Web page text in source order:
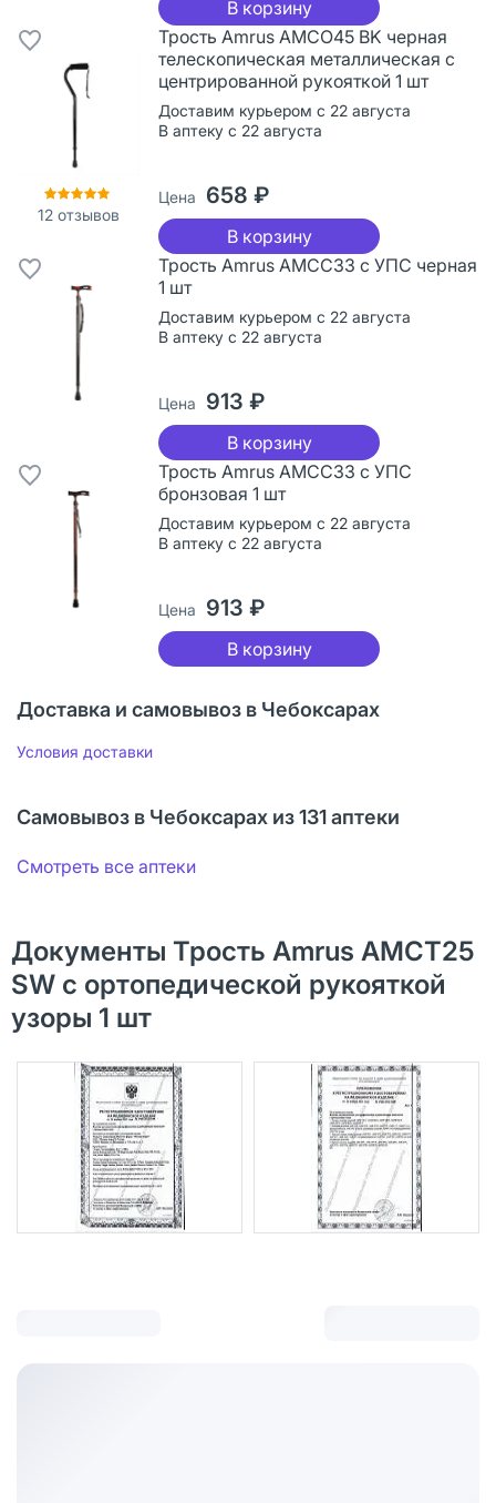
В корзину
12 отзывов
Трость Amrus AMCО45 BK черная
телескопическая металлическая с
центрированной рукояткой 1 шт
Доставим курьером с 22 августа
В аптеку с 22 августа
Цена 658 ₽
В корзину
Трость Amrus AMСС33 с УПС черная
1 шт
Доставим курьером с 22 августа
В аптеку с 22 августа
Цена 913 ₽
В корзину
Трость Amrus AMСС33 с УПС
бронзовая 1 шт
Доставим курьером с 22 августа
В аптеку с 22 августа
Цена 913 ₽
В корзину
Доставка и самовывоз в Чебоксарах
Условия доставки
Самовывоз в Чебоксарах из 131 аптеки
Смотреть все аптеки
Документы Трость Amrus AMCT25
SW с ортопедической рукояткой
узоры 1 шт